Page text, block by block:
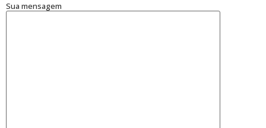
Sua mensagem